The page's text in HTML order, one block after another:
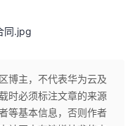
博主，不代表华为云及
时必须标注文章的来源
等基本信息，否则作者